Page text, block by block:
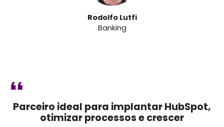
Rodolfo Lutfi
Banking
Parceiro ideal para implantar HubSpot,
otimizar processos e crescer